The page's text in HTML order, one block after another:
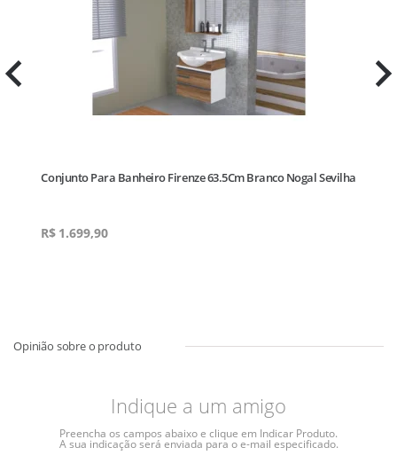
Conjunto Para Banheiro Firenze 63.5Cm Branco Nogal Sevilha
R$ 1.699,90
Indique a um amigo
Preencha os campos abaixo e clique em Indicar Produto.
A sua indicação será enviada para o e-mail especificado.